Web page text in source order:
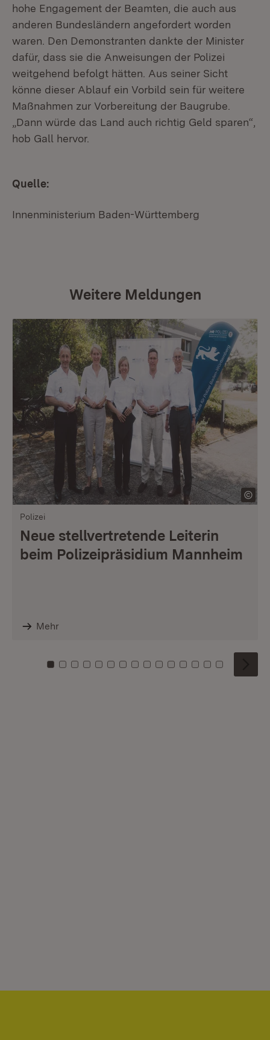
hohe Engagement der Beamten, die auch aus
anderen Bundesländern angefordert worden
waren. Den Demonstranten dankte der Minister
dafür, dass sie die Anweisungen der Polizei
weitgehend befolgt hätten. Aus seiner Sicht
könne dieser Ablauf ein Vorbild sein für weitere
Maßnahmen zur Vorbereitung der Baugrube.
„Dann würde das Land auch richtig Geld sparen“,
hob Gall hervor.
Quelle:
Innenministerium Baden-Württemberg
Weitere Meldungen
Polizei
Neue stellvertretende Leiterin
beim Polizeipräsidium Mannheim
Mehr
Zu Kachel: 0
Zu Kachel: 1
Zu Kachel: 2
Zu Kachel: 3
Zu Kachel: 4
Zu Kachel: 5
Zu Kachel: 6
Zu Kachel: 7
Zu Kachel: 8
Zu Kachel: 9
Zu Kachel: 10
Zu Kachel: 11
Zu Kachel: 12
Zu Kachel:
Zu